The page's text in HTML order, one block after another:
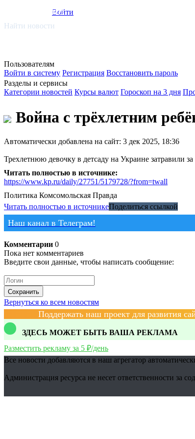
smi.mobi
Войти
Найти новости
Пользователям
Войти в систему Регистрация Восстановить пароль
Разделы и сервисы
Категории новостей Курсы валют Гороскоп на 3 дня
Война с трёхлетним
Автоматически добавлена на сайт: 3 дек 2025, 18:36
Трехлетнюю девочку в детсаду на Украине затравили
Читать полностью в источнике:
https://www.kp.ru/daily/27751/5179728/?from=twall
Политика Комсомольская Правда
Читать полностью в источникеПоделиться ссылкой
Наш канал в Телеграм!
Комментарии 0
Пока нет комментариев
Введите свои данные, чтобы написать сообщение:
Сохранить
Вернуться ко всем новостям
Поддержать наш проект для развития
ЗДЕСЬ МОЖЕТ БЫТЬ ВАША РЕКЛАМА
Разместить рекламу за 5 ₽/день
Все новости добавляются в наш агрегатор
Администрация ресурса не несет ответственности за